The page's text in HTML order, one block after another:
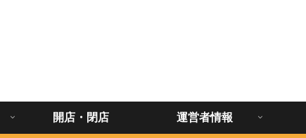
開店・閉店 運営者情報